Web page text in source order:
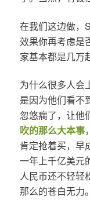
在我们这边做，
效果你再考虑是
家基本都是几万
为什么很多人会
是因为他们看不
忽悠瘸了，让他
吹的那么大本事
肯定抢着买，早
一年上千亿美元
人民币还不轻轻
那么的苍白无力。